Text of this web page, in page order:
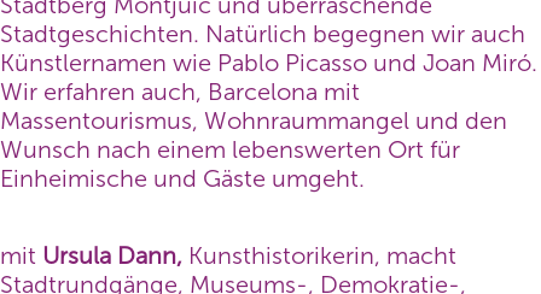
Stadtgeschichten. Natürlich begegnen wir auch
Künstlernamen wie Pablo Picasso und Joan Miró.
Wir erfahren auch, Barcelona mit
Massentourismus, Wohnraummangel und den
Wunsch nach einem lebenswerten Ort für
Einheimische und Gäste umgeht.
mit Ursula Dann, Kunsthistorikerin, macht
Stadtrund­gänge, Museums-, Demokratie-,